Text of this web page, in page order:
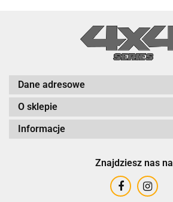
Dane adresowe
O sklepie
Informacje
Znajdziesz nas na